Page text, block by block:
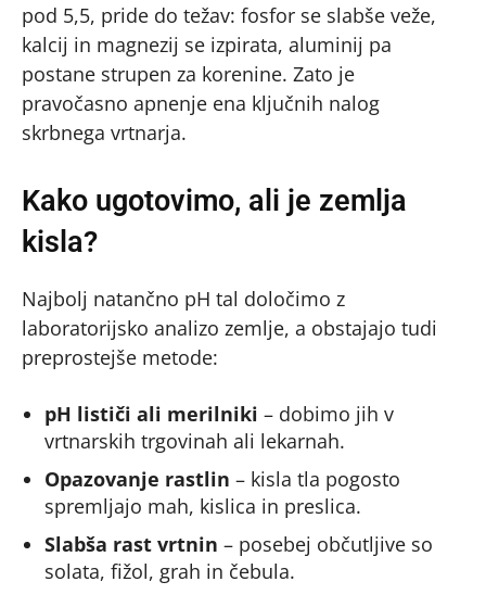
pod 5,5, pride do težav: fosfor se slabše veže,
kalcij in magnezij se izpirata, aluminij pa
postane strupen za korenine. Zato je
pravočasno apnenje ena ključnih nalog
skrbnega vrtnarja.
Kako ugotovimo, ali je zemlja
kisla?
Najbolj natančno pH tal določimo z
laboratorijsko analizo zemlje, a obstajajo tudi
preprostejše metode:
pH lističi ali merilniki – dobimo jih v
vrtnarskih trgovinah ali lekarnah.
Opazovanje rastlin – kisla tla pogosto
spremljajo mah, kislica in preslica.
Slabša rast vrtnin – posebej občutljive so
solata, fižol, grah in čebula.